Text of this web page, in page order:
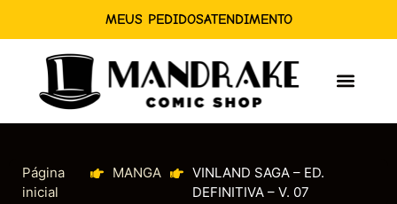
MEUS PEDIDOSATENDIMENTO
Página
inicial
MANGA
VINLAND SAGA – ED.
DEFINITIVA – V. 07